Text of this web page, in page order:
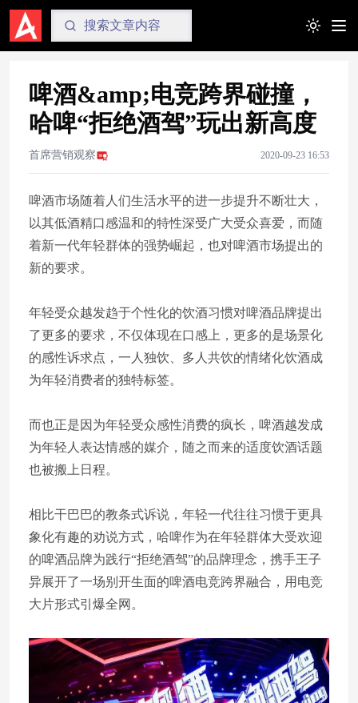
Toggle
啤酒&amp;电竞跨界碰撞，
哈啤“拒绝酒驾”玩出新高度
首席营销观察 2020-09-23 16:53
啤酒市场随着人们生活水平的进一步提升不断壮大，
以其低酒精口感温和的特性深受广大受众喜爱，而随
着新一代年轻群体的强势崛起，也对啤酒市场提出的
新的要求。
年轻受众越发趋于个性化的饮酒习惯对啤酒品牌提出
了更多的要求，不仅体现在口感上，更多的是场景化
的感性诉求点，一人独饮、多人共饮的情绪化饮酒成
为年轻消费者的独特标签。
而也正是因为年轻受众感性消费的疯长，啤酒越发成
为年轻人表达情感的媒介，随之而来的适度饮酒话题
也被搬上日程。
相比干巴巴的教条式诉说，年轻一代往往习惯于更具
象化有趣的劝说方式，哈啤作为在年轻群体大受欢迎
的啤酒品牌为践行“拒绝酒驾”的品牌理念，携手王子
异展开了一场别开生面的啤酒电竞跨界融合，用电竞
大片形式引爆全网。